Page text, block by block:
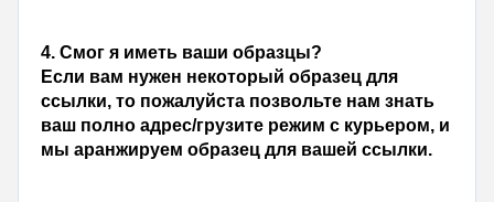
4. Смог я иметь ваши образцы?
Если вам нужен некоторый образец для
ссылки, то пожалуйста позвольте нам знать
ваш полно адрес/грузите режим с курьером, и
мы аранжируем образец для вашей ссылки.